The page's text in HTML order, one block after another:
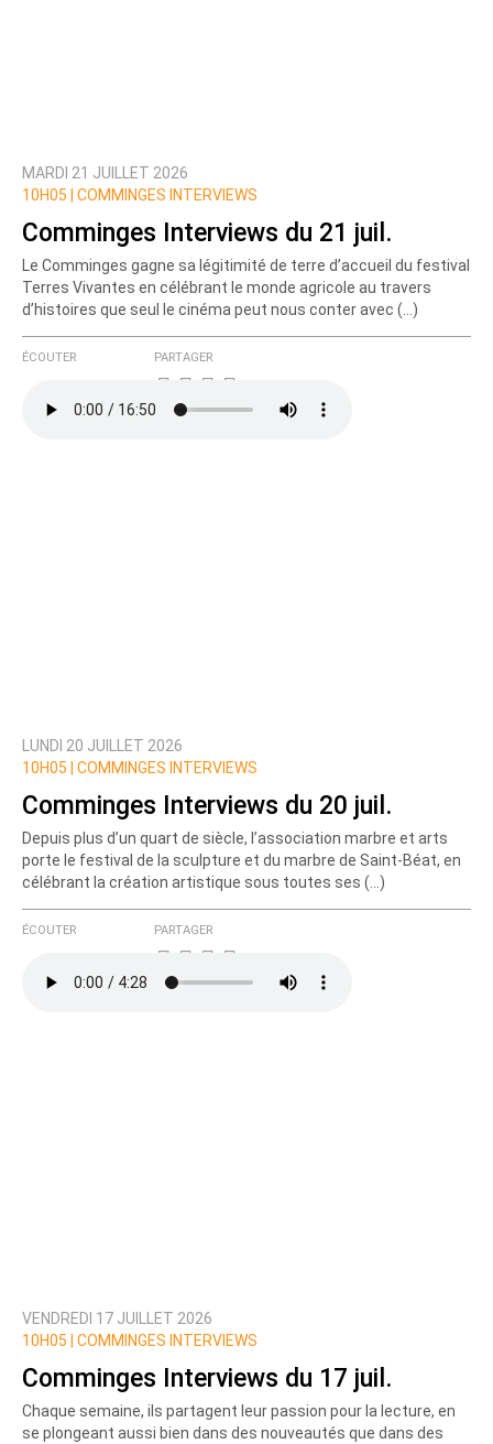
MARDI 21 JUILLET 2026
10H05 |
COMMINGES INTERVIEWS
Comminges Interviews du 21 juil.
Le Comminges gagne sa légitimité de terre d’accueil du festival
Terres Vivantes en célébrant le monde agricole au travers
d’histoires que seul le cinéma peut nous conter avec (…)
ÉCOUTER PARTAGER
LUNDI 20 JUILLET 2026
10H05 |
COMMINGES INTERVIEWS
Comminges Interviews du 20 juil.
Depuis plus d’un quart de siècle, l’association marbre et arts
porte le festival de la sculpture et du marbre de Saint-Béat, en
célébrant la création artistique sous toutes ses (…)
ÉCOUTER PARTAGER
VENDREDI 17 JUILLET 2026
10H05 |
COMMINGES INTERVIEWS
Comminges Interviews du 17 juil.
Chaque semaine, ils partagent leur passion pour la lecture, en
se plongeant aussi bien dans des nouveautés que dans des